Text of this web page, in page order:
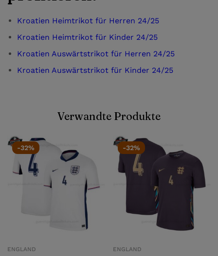
Kroatien Heimtrikot für Herren 24/25
Kroatien Heimtrikot für Kinder 24/25
Kroatien Auswärtstrikot für Herren 24/25
Kroatien Auswärtstrikot für Kinder 24/25
Verwandte Produkte
-32%
ENGLAND
-32%
ENGLAND